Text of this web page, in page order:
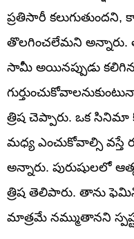
ప్రతిసారీ
తొలగించలేమని అన్నారు.
సామీ అయినప్పుడు
త్రిష చెప్పారు. ఒక
మధ్య ఎంచుకోవాల్సి వస్తే
అన్నారు. పురుషులలో
త్రిష తెలిపారు. తాను
మాత్రమే నమ్ముతానని